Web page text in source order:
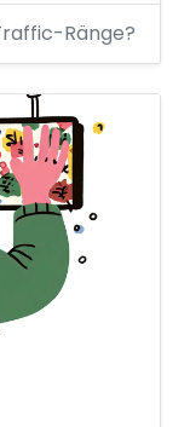
Ränge?